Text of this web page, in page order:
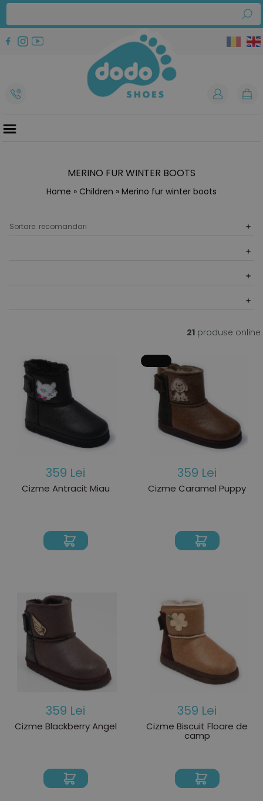
MERINO FUR WINTER BOOTS
Home » Children » Merino fur winter boots
21produse online
359 Lei
Cizme Antracit Miau
359 Lei
Cizme Caramel Puppy
359 Lei
Cizme Blackberry Angel
359 Lei
Cizme Biscuit Floare de
camp